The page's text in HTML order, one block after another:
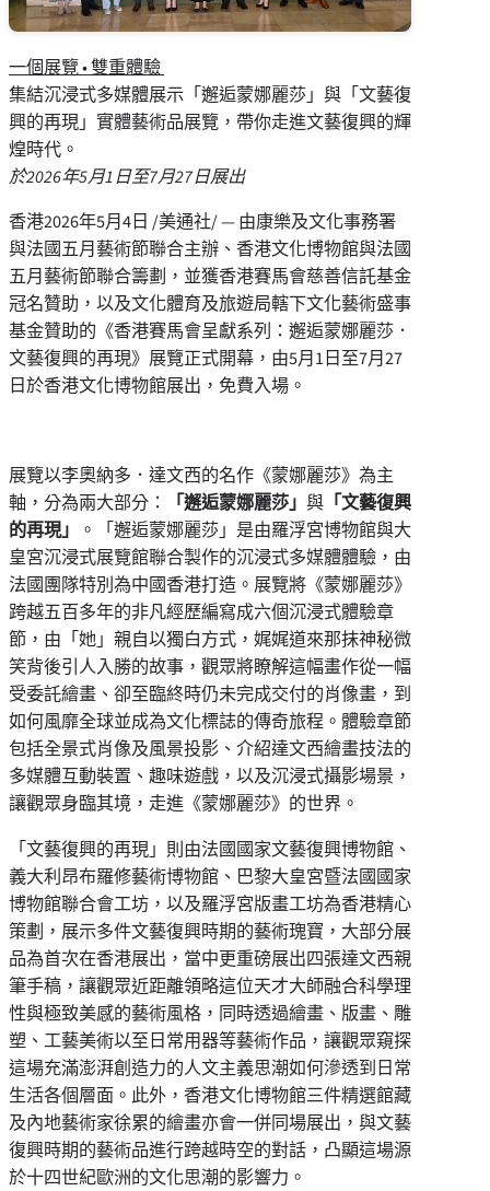
一個展覽 • 雙重體驗
集結沉浸式多媒體展示「邂逅蒙娜麗莎」與「文藝復
興的再現」實體藝術品展覽，帶你走進文藝復興的輝
煌時代。
於2026年5月1日至7月27日展出
香港2026年5月4日 /美通社/ — 由康樂及文化事務署
與法國五月藝術節聯合主辦、香港文化博物館與法國
五月藝術節聯合籌劃，並獲香港賽馬會慈善信託基金
冠名贊助，以及文化體育及旅遊局轄下文化藝術盛事
基金贊助的《香港賽馬會呈獻系列：邂逅蒙娜麗莎．
文藝復興的再現》展覽正式開幕，由5月1日至7月27
日於香港文化博物館展出，免費入場。
展覽以李奧納多．達文西的名作《蒙娜麗莎》為主
軸，分為兩大部分：
「邂逅蒙娜麗莎」 與 「文藝復興
的再現」
。「邂逅蒙娜麗莎」是由羅浮宮博物館與大
皇宮沉浸式展覽館聯合製作的沉浸式多媒體體驗，由
法國團隊特別為中國香港打造。展覽將《蒙娜麗莎》
跨越五百多年的非凡經歷編寫成六個沉浸式體驗章
節，由「她」親自以獨白方式，娓娓道來那抹神秘微
笑背後引人入勝的故事，觀眾將瞭解這幅畫作從一幅
受委託繪畫、卻至臨終時仍未完成交付的肖像畫，到
如何風靡全球並成為文化標誌的傳奇旅程。體驗章節
包括全景式肖像及風景投影、介紹達文西繪畫技法的
多媒體互動裝置、趣味遊戲，以及沉浸式攝影場景，
讓觀眾身臨其境，走進《蒙娜麗莎》的世界。
「文藝復興的再現」則由法國國家文藝復興博物館、
義大利昂布羅修藝術博物館、巴黎大皇宮暨法國國家
博物館聯合會工坊，以及羅浮宮版畫工坊為香港精心
策劃，展示多件文藝復興時期的藝術瑰寶，大部分展
品為首次在香港展出，當中更重磅展出四張達文西親
筆手稿，讓觀眾近距離領略這位天才大師融合科學理
性與極致美感的藝術風格，同時透過繪畫、版畫、雕
塑、工藝美術以至日常用器等藝術作品，讓觀眾窺探
這場充滿澎湃創造力的人文主義思潮如何滲透到日常
生活各個層面。此外，香港文化博物館三件精選館藏
及內地藝術家徐累的繪畫亦會一併同場展出，與文藝
復興時期的藝術品進行跨越時空的對話，凸顯這場源
於十四世紀歐洲的文化思潮的影響力。